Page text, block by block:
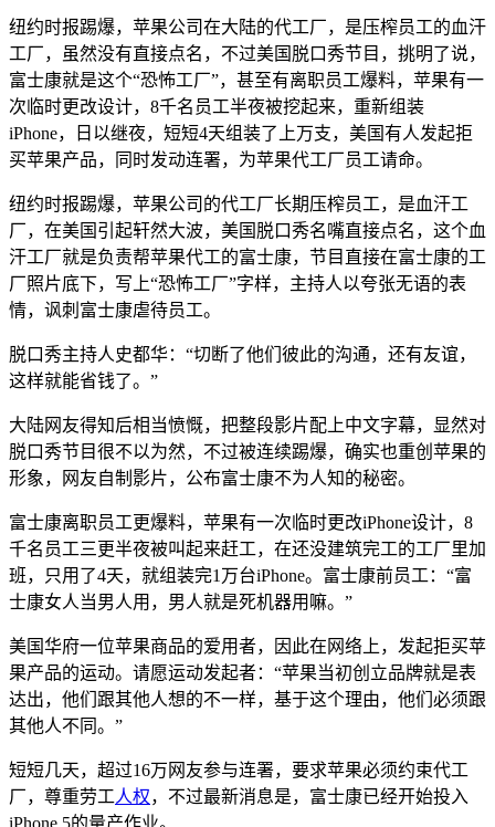
纽约时报踢爆，苹果公司在大陆的代工厂，是压榨员工的血汗
工厂，虽然没有直接点名，不过美国脱口秀节目，挑明了说，
富士康就是这个“恐怖工厂”，甚至有离职员工爆料，苹果有一
次临时更改设计，8千名员工半夜被挖起来，重新组装
iPhone，日以继夜，短短4天组装了上万支，美国有人发起拒
买苹果产品，同时发动连署，为苹果代工厂员工请命。
纽约时报踢爆，苹果公司的代工厂长期压榨员工，是血汗工
厂，在美国引起轩然大波，美国脱口秀名嘴直接点名，这个血
汗工厂就是负责帮苹果代工的富士康，节目直接在富士康的工
厂照片底下，写上“恐怖工厂”字样，主持人以夸张无语的表
情，讽刺富士康虐待员工。
脱口秀主持人史都华：“切断了他们彼此的沟通，还有友谊，
这样就能省钱了。”
大陆网友得知后相当愤慨，把整段影片配上中文字幕，显然对
脱口秀节目很不以为然，不过被连续踢爆，确实也重创苹果的
形象，网友自制影片，公布富士康不为人知的秘密。
富士康离职员工更爆料，苹果有一次临时更改iPhone设计，8
千名员工三更半夜被叫起来赶工，在还没建筑完工的工厂里加
班，只用了4天，就组装完1万台iPhone。富士康前员工：“富
士康女人当男人用，男人就是死机器用嘛。”
美国华府一位苹果商品的爱用者，因此在网络上，发起拒买苹
果产品的运动。请愿运动发起者：“苹果当初创立品牌就是表
达出，他们跟其他人想的不一样，基于这个理由，他们必须跟
其他人不同。”
短短几天，超过16万网友参与连署，要求苹果必须约束代工
厂，尊重劳工人权，不过最新消息是，富士康已经开始投入
iPhone 5的量产作业。